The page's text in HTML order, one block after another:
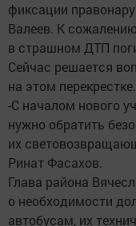
фиксации
Валеев. К
в страшном ДТП
Сейчас решается
на этом перекрестке.
-С началом нового
нужно обратить
их
Ринат Фасахов.
Глава района
о необходимости
автобусам, их